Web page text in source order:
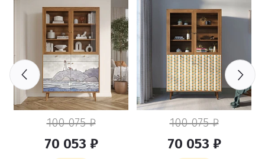
100 075 ₽
70 053 ₽
100 075 ₽
70 053 ₽